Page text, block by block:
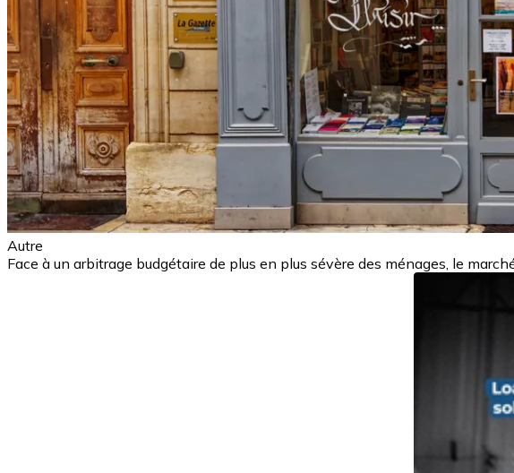
Autre
Face à un arbitrage budgétaire de plus en plus sévère des ménages, le